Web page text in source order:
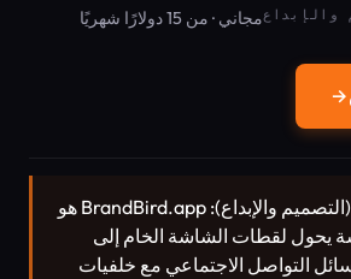
والإبداعمجاني · من 15 دولارًا شهريًا
→
(التصميم والإبداع): BrandBird.app هو
يحول لقطات الشاشة الخام إلى
التواصل الاجتماعي مع خلفيات